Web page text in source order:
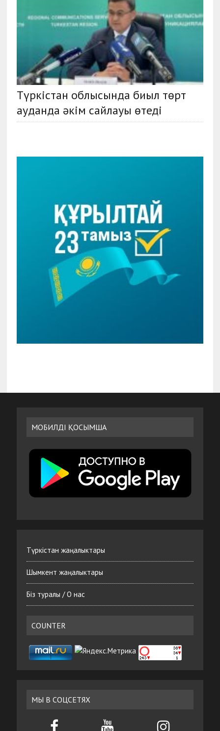
Түркістан облысында биыл төрт
ауданда әкім сайлауы өтеді
МОБИЛДІ ҚОСЫМША
Түркістан жаңалыктары
Шымкент жаңалыктары
Біз туралы / О нас
COUNTER
МЫ В СОЦСЕТЯХ